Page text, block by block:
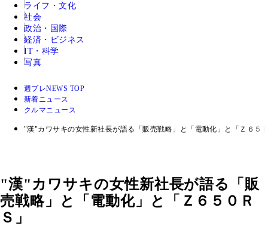
ライフ・文化
社会
政治・国際
経済・ビジネス
IT・科学
写真
週プレNEWS TOP
新着ニュース
クルマニュース
"漢"カワサキの女性新社長が語る「販売戦略」と「電動化」と「Ｚ６５
"漢"カワサキの女性新社長が語る「販
売戦略」と「電動化」と「Ｚ６５０Ｒ
Ｓ」